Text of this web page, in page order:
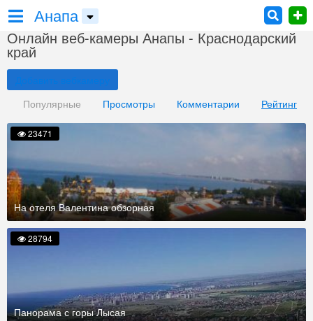
Анапа
Онлайн веб-камеры Анапы - Краснодарский
край
Добавить вебкамеру
Рейтинг
Комментарии
Просмотры
Популярные
На отеля Валентина обзорная
23471
Панорама с горы Лысая
28794